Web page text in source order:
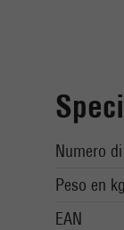
Numero
Peso en
EAN